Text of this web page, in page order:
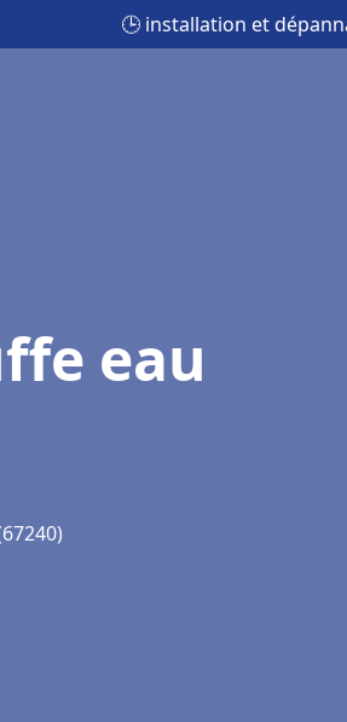
🕒 installation et
eau